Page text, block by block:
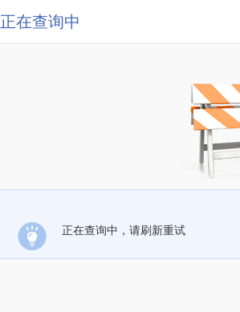
正在查询中
正在查询中，请刷新重试